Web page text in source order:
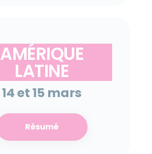
AMÉRIQUE
LATINE
14 et 15 mars
Résumé